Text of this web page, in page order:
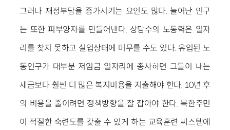
그러나 재정부담을 증가시키는 요인도 많다. 늘어난 인구
는 또한 피부양자를 만들어낸다. 상당수의 노동력은 일자
리를 찾지 못하고 실업상태에 머무를 수도 있다. 유입된 노
동인구가 대부분 저임금 일자리에 종사하면 그들이 내는
세금보다 훨씬 더 많은 복지비용을 지출해야 한다. 10년 후
의 비용을 줄이려면 정책방향을 잘 잡아야 한다. 북한주민
이 적절한 숙련도를 갖출 수 있게 하는 교육훈련 씨스템에